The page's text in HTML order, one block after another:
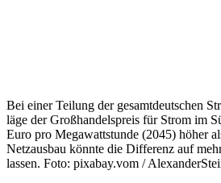
Bei einer Teilung der gesamtdeutschen
läge der Großhandelspreis für Strom im
Euro pro Megawattstunde (2045) höher
Netzausbau könnte die Differenz auf
lassen. Foto: pixabay.vom /